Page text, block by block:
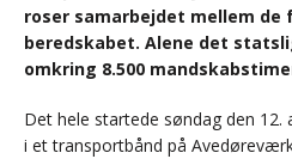
roser samarbejdet mellem
beredskabet. Alene det
omkring 8.500
Det hele startede søndag den 12.
i et transportbånd på